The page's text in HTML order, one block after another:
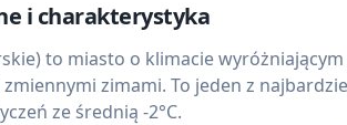
i charakterystyka
to miasto o klimacie
zmiennymi zimami. To jeden z
ze średnią -2°C.